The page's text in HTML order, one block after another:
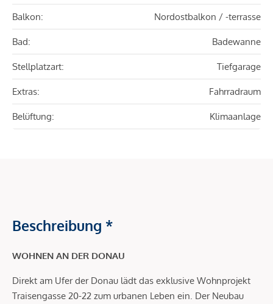
Balkon: Nordostbalkon / -terrasse
Bad: Badewanne
Stellplatzart: Tiefgarage
Extras: Fahrradraum
Belüftung: Klimaanlage
Beschreibung *
WOHNEN AN DER DONAU
Direkt am Ufer der Donau lädt das exklusive Wohnprojekt
Traisengasse 20-22 zum urbanen Leben ein. Der Neubau